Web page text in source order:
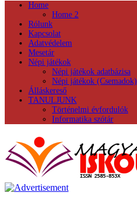
Home
Home 2
Rólunk
Kapcsolat
Adatvédelem
Mesetár
Népi játékok
Népi játékok adatbázisa
Népi játékok (Csemadok)
Álláskereső
TANULJUNK
Történelmi évfordulók
Informatika szótár